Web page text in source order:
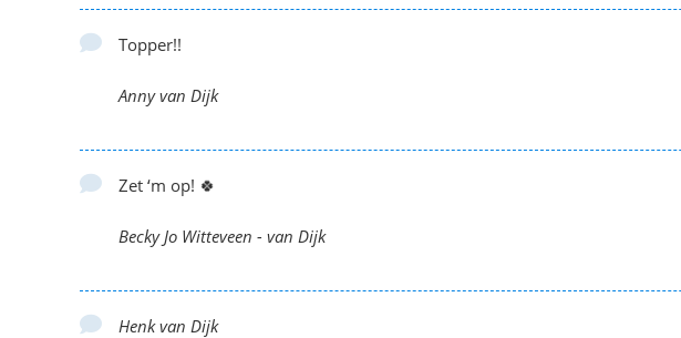
Topper!!
Anny van Dijk
Zet ‘m op! 🍀
Becky Jo Witteveen - van Dijk
Henk van Dijk